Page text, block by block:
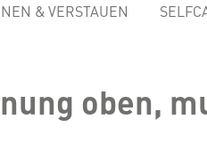
& VERSTAUEN
oben,